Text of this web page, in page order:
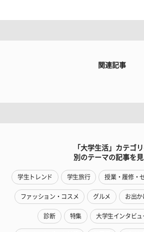
関連記事
「大学生活」カテゴ
別のテーマの記事を
学生トレンド 学生旅行 授業・履修・
ファッション・コスメ グルメ お出か
診断 特集 大学生インタビュ